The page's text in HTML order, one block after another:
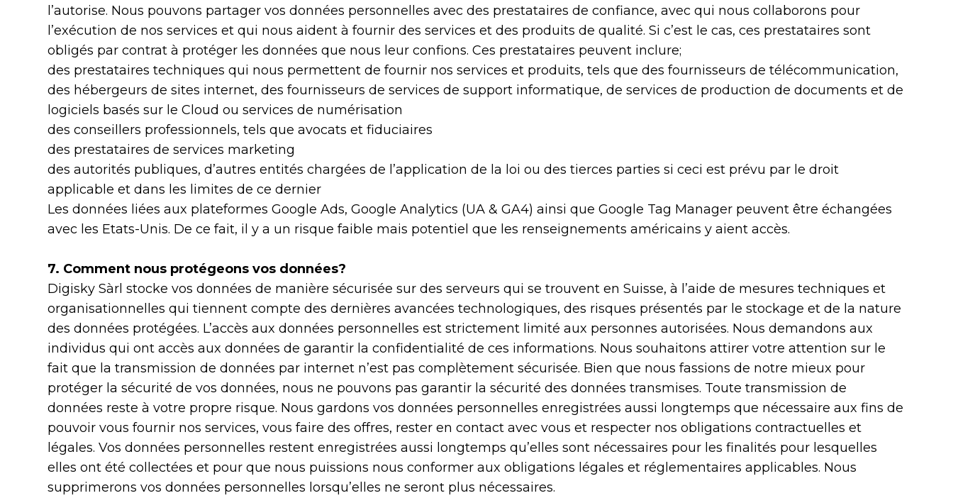
l’autorise. Nous pouvons partager vos données personnelles avec des prestataires de confiance, avec qui nous collaborons pour
l’exécution de nos services et qui nous aident à fournir des services et des produits de qualité. Si c’est le cas, ces prestataires sont
obligés par contrat à protéger les données que nous leur confions. Ces prestataires peuvent inclure;
des prestataires techniques qui nous permettent de fournir nos services et produits, tels que des fournisseurs de télécommunication,
des hébergeurs de sites internet, des fournisseurs de services de support informatique, de services de production de documents et de
logiciels basés sur le Cloud ou services de numérisation
des conseillers professionnels, tels que avocats et fiduciaires
des prestataires de services marketing
des autorités publiques, d’autres entités chargées de l’application de la loi ou des tierces parties si ceci est prévu par le droit
applicable et dans les limites de ce dernier
Les données liées aux plateformes Google Ads, Google Analytics (UA & GA4) ainsi que Google Tag Manager peuvent être échangées
avec les Etats-Unis. De ce fait, il y a un risque faible mais potentiel que les renseignements américains y aient accès.
7. Comment nous protégeons vos données?
Digisky Sàrl stocke vos données de manière sécurisée sur des serveurs qui se trouvent en Suisse, à l’aide de mesures techniques et
organisationnelles qui tiennent compte des dernières avancées technologiques, des risques présentés par le stockage et de la nature
des données protégées. L’accès aux données personnelles est strictement limité aux personnes autorisées. Nous demandons aux
individus qui ont accès aux données de garantir la confidentialité de ces informations. Nous souhaitons attirer votre attention sur le
fait que la transmission de données par internet n’est pas complètement sécurisée. Bien que nous fassions de notre mieux pour
protéger la sécurité de vos données, nous ne pouvons pas garantir la sécurité des données transmises. Toute transmission de
données reste à votre propre risque. Nous gardons vos données personnelles enregistrées aussi longtemps que nécessaire aux fins de
pouvoir vous fournir nos services, vous faire des offres, rester en contact avec vous et respecter nos obligations contractuelles et
légales. Vos données personnelles restent enregistrées aussi longtemps qu’elles sont nécessaires pour les finalités pour lesquelles
elles ont été collectées et pour que nous puissions nous conformer aux obligations légales et réglementaires applicables. Nous
supprimerons vos données personnelles lorsqu’elles ne seront plus nécessaires.